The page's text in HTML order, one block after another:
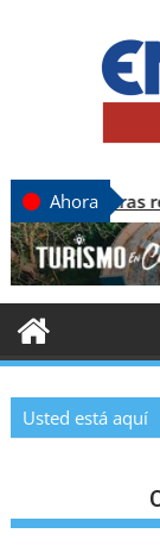
Ahora
reconocerla
Usted está aquí